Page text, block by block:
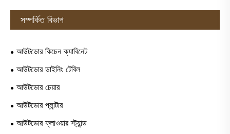
সম্পর্কিত বিভাগ
আউটডোর কিচেন ক্যাবিনেট
আউটডোর ডাইনিং টেবিল
আউটডোর চেয়ার
আউটডোর প্লান্টার
আউটডোর ফ্লাওয়ার স্ট্যান্ড